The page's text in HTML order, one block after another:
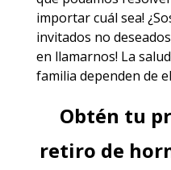
importar cuál sea!
invitados no
en llamarnos! La
familia dependen de
Obtén tu
retiro de